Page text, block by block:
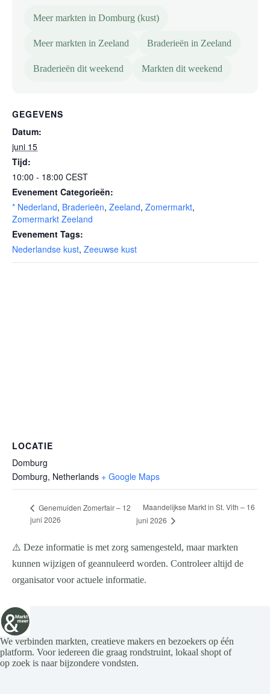
Meer markten in Domburg (kust)
Meer markten in Zeeland Braderieën in Zeeland
Braderieën dit weekend Markten dit weekend
GEGEVENS
Datum:
juni 15
Tijd:
10:00 - 18:00 CEST
Evenement Categorieën:
* Nederland, Braderieën, Zeeland, Zomermarkt,
Zomermarkt Zeeland
Evenement Tags:
Nederlandse kust, Zeeuwse kust
LOCATIE
Domburg
Domburg, Netherlands + Google Maps
Genemuiden Zomerfair – 12
juni 2026
Maandelijkse Markt in St. Vith – 16
juni 2026
⚠️ Deze informatie is met zorg samengesteld, maar markten
kunnen wijzigen of geannuleerd worden. Controleer altijd de
organisator voor actuele informatie.
We verbinden markten, creatieve makers en bezoekers op één
platform. Voor iedereen die graag rondstruint, lokaal shopt of
op zoek is naar bijzondere vondsten.